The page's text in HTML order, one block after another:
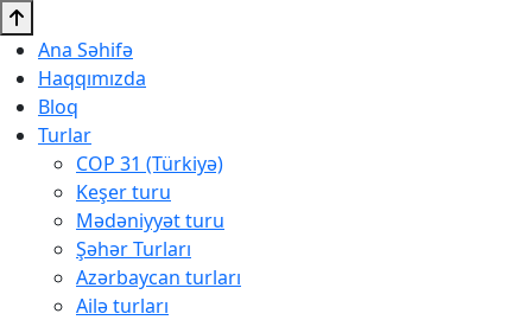
Ana Səhifə
Haqqımızda
Bloq
Turlar
COP 31 (Türkiyə)
Keşer turu
Mədəniyyət turu
Şəhər Turları
Azərbaycan turları
Ailə turları